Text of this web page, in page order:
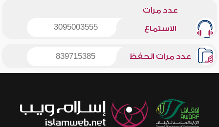
عدد مرات
الاستماع 3095003555
عدد مرات الحفظ 839715385